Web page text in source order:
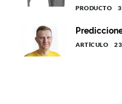
PRODUCTO
ARTÍCULO